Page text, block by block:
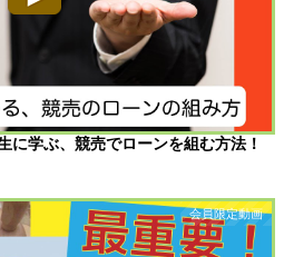
に学ぶ、競売でローンを組む方法！